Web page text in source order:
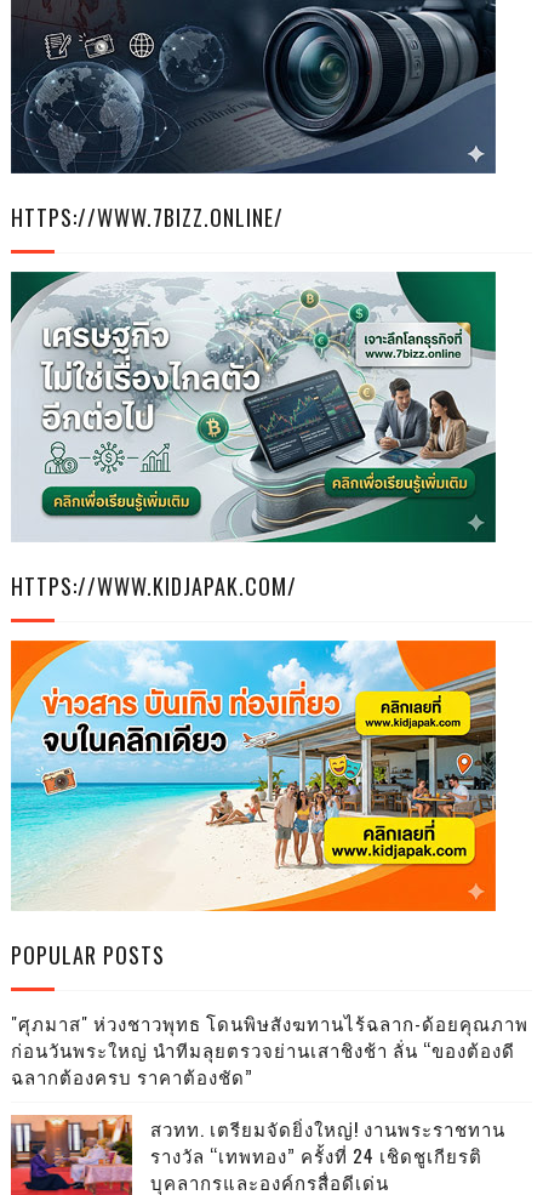
HTTPS://WWW.7BIZZ.ONLINE/
HTTPS://WWW.KIDJAPAK.COM/
POPULAR POSTS
"ศุภมาส" ห่วงชาวพุทธ โดนพิษสังฆทานไร้ฉลาก-ด้อยคุณภาพ
ก่อนวันพระใหญ่ นำทีมลุยตรวจย่านเสาชิงช้า ลั่น “ของต้องดี
ฉลากต้องครบ ราคาต้องชัด”
สวทท. เตรียมจัดยิ่งใหญ่! งานพระราชทาน
รางวัล “เทพทอง” ครั้งที่ 24 เชิดชูเกียรติ
บุคลากรและองค์กรสื่อดีเด่น